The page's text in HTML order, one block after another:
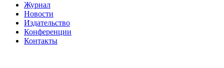
Журнал
Новости
Издательство
Конференции
Контакты